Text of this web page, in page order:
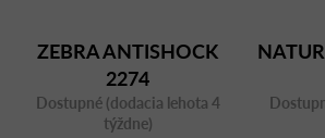
ZEBRA ANTISHOCK
2274
Dostupné (dodacia lehota 4
týždne)